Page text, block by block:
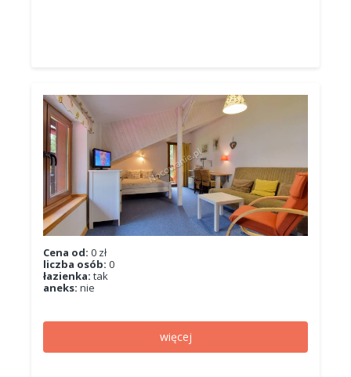
Cena od: 0 zł
liczba osób: 0
łazienka: tak
aneks: nie
więcej